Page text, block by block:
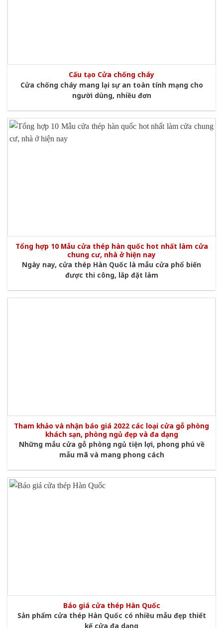
Cấu tạo Cửa chống cháy
Cửa chống cháy mang lại sự an toàn tính mạng cho
người dùng, nhiều đơn
Tổng hợp 10 Mẫu cửa thép hàn quốc hot nhất làm cửa
chung cư, nhà ở hiện nay
Ngày nay, cửa thép Hàn Quốc là mẫu cửa phổ biến
được thi công, lắp đặt làm
Tham khảo và nhận báo giá 2022 các loại cửa gỗ phòng
khách sạn, phòng ngủ đẹp và đa dạng
Những mẫu cửa gỗ phòng ngủ tiện lợi, phong phú về
mẫu mã và mang phong cách
Báo giá cửa thép Hàn Quốc
Sản phẩm cửa thép Hàn Quốc có nhiều mẫu đẹp thiết
kế cửa đa dạng